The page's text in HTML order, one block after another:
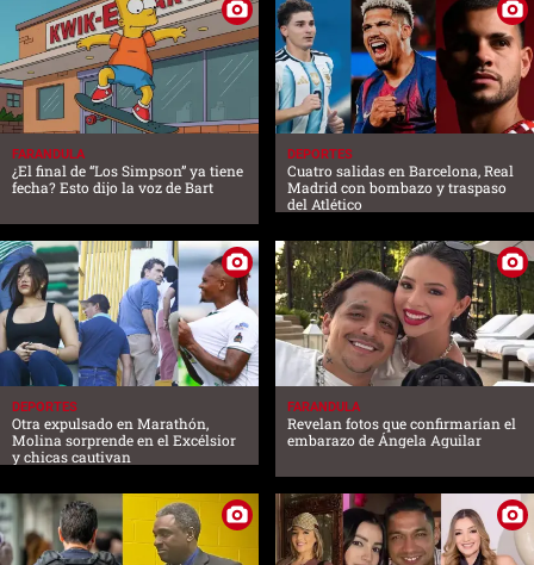
FARANDULA
¿El final de “Los Simpson” ya tiene
fecha? Esto dijo la voz de Bart
DEPORTES
Cuatro salidas en Barcelona, Real
Madrid con bombazo y traspaso
del Atlético
DEPORTES
Otra expulsado en Marathón,
Molina sorprende en el Excélsior
y chicas cautivan
FARANDULA
Revelan fotos que confirmarían el
embarazo de Ángela Aguilar